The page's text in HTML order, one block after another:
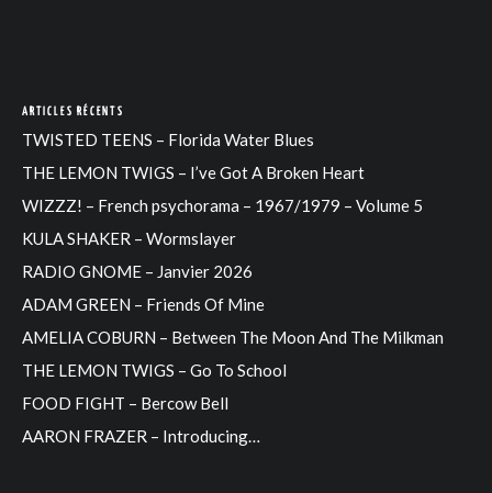
ARTICLES RÉCENTS
TWISTED TEENS – Florida Water Blues
THE LEMON TWIGS – I’ve Got A Broken Heart
WIZZZ! – French psychorama – 1967/1979 – Volume 5
KULA SHAKER – Wormslayer
RADIO GNOME – Janvier 2026
ADAM GREEN – Friends Of Mine
AMELIA COBURN – Between The Moon And The Milkman
THE LEMON TWIGS – Go To School
FOOD FIGHT – Bercow Bell
AARON FRAZER – Introducing…